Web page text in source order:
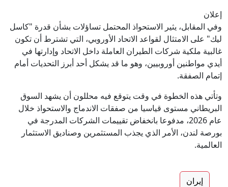
إعلان
وفي المقابل، يثير الاستحواذ المحتمل تساؤلات بشأن قدرة "كاسل
ليك" على الامتثال لقواعد الاتحاد الأوروبي، التي تشترط أن تكون
غالبية ملكية شركات الطيران العاملة داخل الاتحاد وإدارتها في
أيدي مواطنين أوروبيين، وهو ما قد يشكل أحد أبرز التحديات أمام
إتمام الصفقة.
وتأتي هذه الخطوة في وقت يتوقع فيه محللون أن يشهد السوق
البريطاني مستوى قياسيا من صفقات الاندماج والاستحواذ خلال
عام 2026، مدفوعا بانخفاض تقييمات الشركات المدرجة في
بورصة لندن، الأمر الذي يجذب المستثمرين وصناديق الاستثمار
العالمية.
إيران